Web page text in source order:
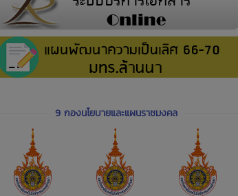
9 กองนโยบายและแผนราชมงคล